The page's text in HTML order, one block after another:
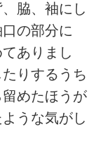
脇、袖にし
の部分に
ありまし
りするうち
めたほうが
うな気がし